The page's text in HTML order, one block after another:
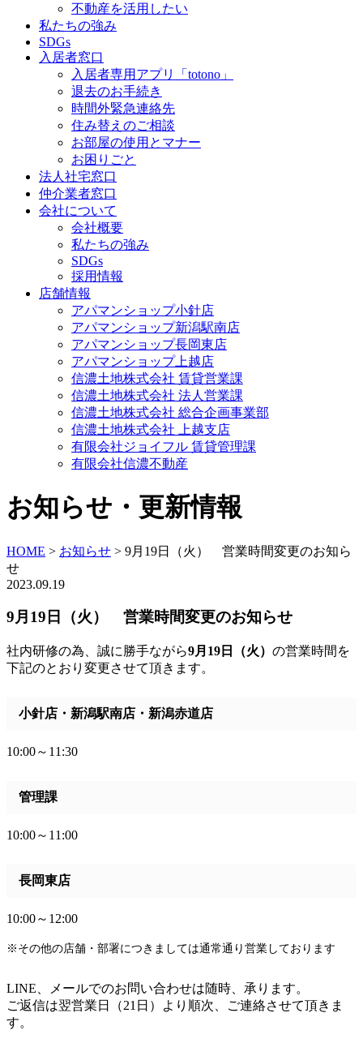
不動産を活用したい
私たちの強み
SDGs
入居者窓口
入居者専用アプリ「totono」
退去のお手続き
時間外緊急連絡先
住み替えのご相談
お部屋の使用とマナー
お困りごと
法人社宅窓口
仲介業者窓口
会社について
会社概要
私たちの強み
SDGs
採用情報
店舗情報
アパマンショップ小針店
アパマンショップ新潟駅南店
アパマンショップ長岡東店
アパマンショップ上越店
信濃土地株式会社 賃貸営業課
信濃土地株式会社 法人営業課
信濃土地株式会社 総合企画事業部
信濃土地株式会社 上越支店
有限会社ジョイフル 賃貸管理課
有限会社信濃不動産
お知らせ・更新情報
HOME > お知らせ > 9月19日（火） 営業時間変更のお知ら
せ
2023.09.19
9月19日（火） 営業時間変更のお知らせ
社内研修の為、誠に勝手ながら9月19日（火） の営業時間を
下記のとおり変更させて頂きます。
小針店・新潟駅南店・新潟赤道店
10:00～11:30
管理課
10:00～11:00
長岡東店
10:00～12:00
※その他の店舗・部署につきましては通常通り営業しております
LINE、メールでのお問い合わせは随時、承ります。
ご返信は翌営業日（21日）より順次、ご連絡させて頂きま
す。